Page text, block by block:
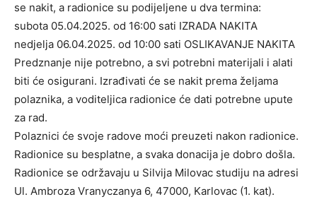
se nakit, a radionice su podijeljene u dva termina:
subota 05.04.2025. od 16:00 sati IZRADA NAKITA
nedjelja 06.04.2025. od 10:00 sati OSLIKAVANJE NAKITA
Predznanje nije potrebno, a svi potrebni materijali i alati
biti će osigurani. Izrađivati će se nakit prema željama
polaznika, a voditeljica radionice će dati potrebne upute
za rad.
Polaznici će svoje radove moći preuzeti nakon radionice.
Radionice su besplatne, a svaka donacija je dobro došla.
Radionice se održavaju u Silvija Milovac studiju na adresi
Ul. Ambroza Vranyczanya 6, 47000, Karlovac (1. kat).